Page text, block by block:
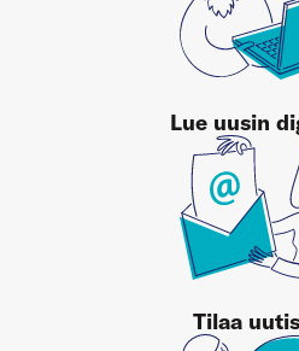
Lue uusin
Tilaa